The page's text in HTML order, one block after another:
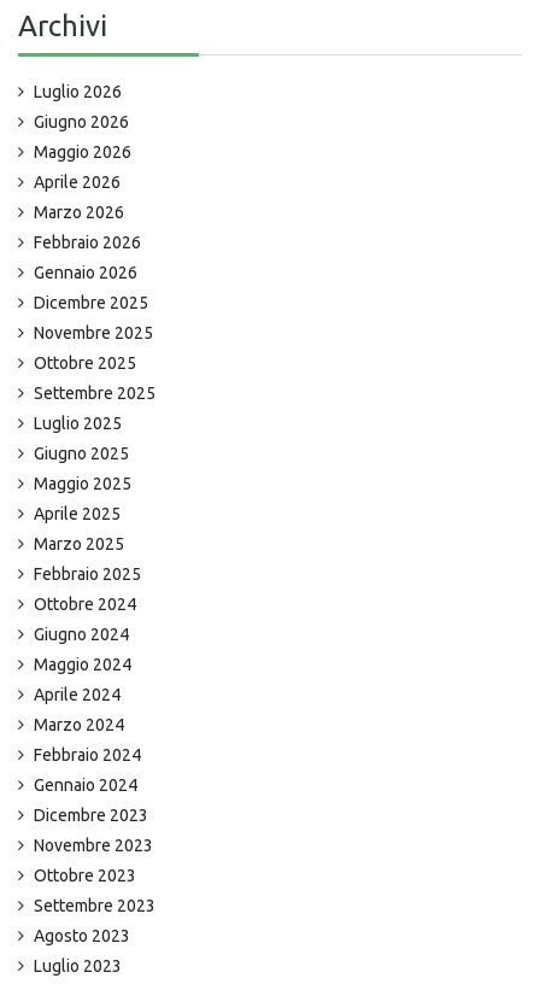
Archivi
Luglio 2026
Giugno 2026
Maggio 2026
Aprile 2026
Marzo 2026
Febbraio 2026
Gennaio 2026
Dicembre 2025
Novembre 2025
Ottobre 2025
Settembre 2025
Luglio 2025
Giugno 2025
Maggio 2025
Aprile 2025
Marzo 2025
Febbraio 2025
Ottobre 2024
Giugno 2024
Maggio 2024
Aprile 2024
Marzo 2024
Febbraio 2024
Gennaio 2024
Dicembre 2023
Novembre 2023
Ottobre 2023
Settembre 2023
Agosto 2023
Luglio 2023